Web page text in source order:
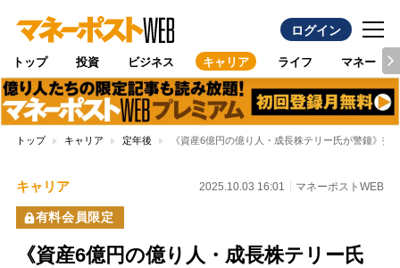
ログイン
トップ 投資 ビジネス キャリア ライフ マネー
トップ キャリア 定年後 《資産6億円の億り人・成長株テリー氏が警鐘》
キャリア 2025.10.03 16:01 マネーポストWEB
有料会員限定
《資産6億円の億り人・成長株テリー氏